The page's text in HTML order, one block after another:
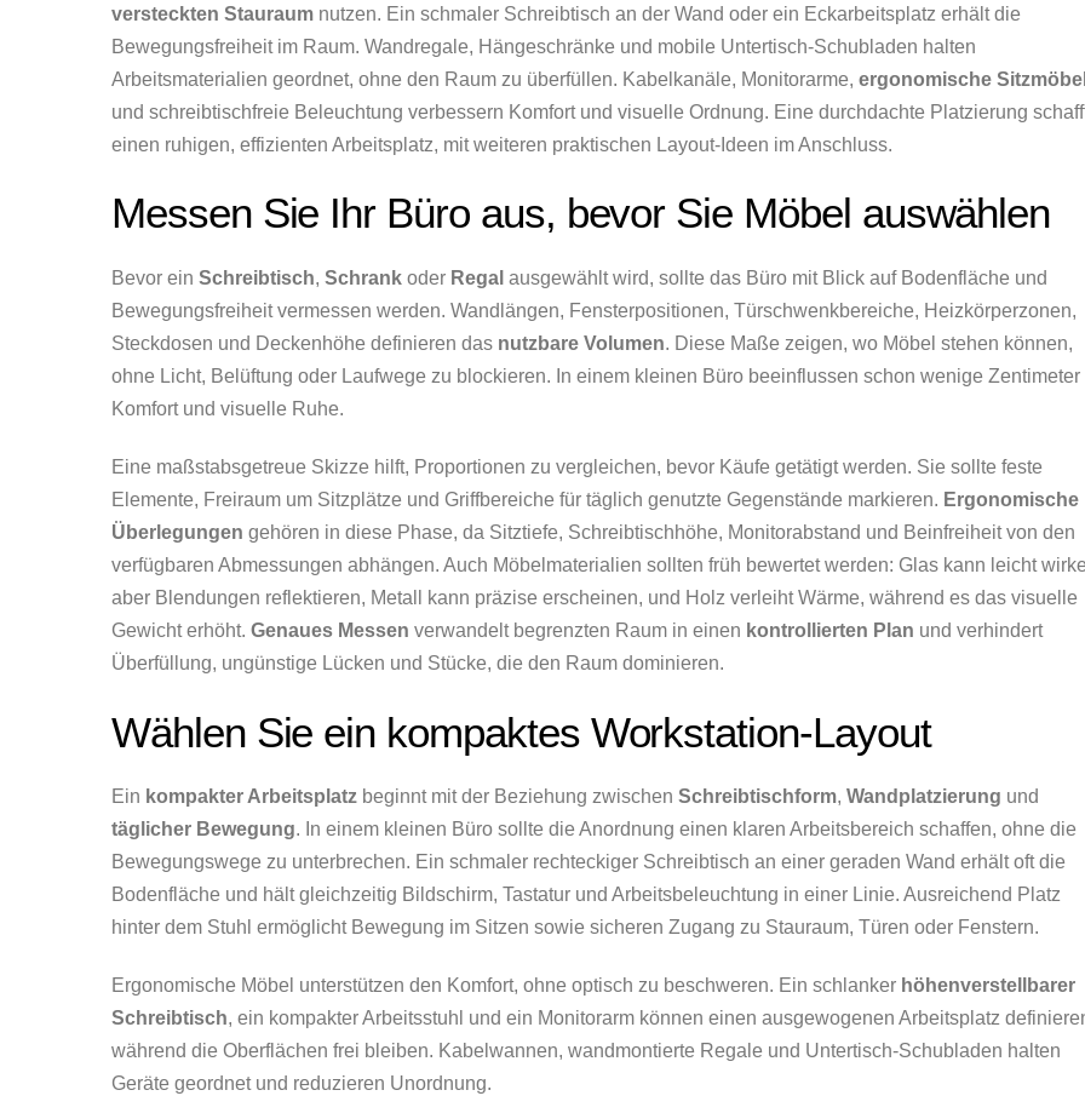
versteckten Stauraum nutzen. Ein schmaler Schreibtisch an der Wand oder ein Eckarbeitsplatz erhält die
Bewegungsfreiheit im Raum. Wandregale, Hängeschränke und mobile Untertisch-Schubladen halten
Arbeitsmaterialien geordnet, ohne den Raum zu überfüllen. Kabelkanäle, Monitorarme, ergonomische
und schreibtischfreie Beleuchtung verbessern Komfort und visuelle Ordnung. Eine durchdachte Platzierung
einen ruhigen, effizienten Arbeitsplatz, mit weiteren praktischen Layout-Ideen im Anschluss.
Messen Sie Ihr Büro aus, bevor Sie Möbel auswählen
Bevor ein Schreibtisch, Schrank oder Regal ausgewählt wird, sollte das Büro mit Blick auf Bodenfläche und
Bewegungsfreiheit vermessen werden. Wandlängen, Fensterpositionen, Türschwenkbereiche, Heizkörperzonen,
Steckdosen und Deckenhöhe definieren das nutzbare Volumen. Diese Maße zeigen, wo Möbel stehen können,
ohne Licht, Belüftung oder Laufwege zu blockieren. In einem kleinen Büro beeinflussen schon wenige Zentimeter
Komfort und visuelle Ruhe.
Eine maßstabsgetreue Skizze hilft, Proportionen zu vergleichen, bevor Käufe getätigt werden. Sie sollte feste
Elemente, Freiraum um Sitzplätze und Griffbereiche für täglich genutzte Gegenstände markieren. Ergonomische
Überlegungen gehören in diese Phase, da Sitztiefe, Schreibtischhöhe, Monitorabstand und Beinfreiheit von den
verfügbaren Abmessungen abhängen. Auch Möbelmaterialien sollten früh bewertet werden: Glas kann leicht
aber Blendungen reflektieren, Metall kann präzise erscheinen, und Holz verleiht Wärme, während es das visuelle
Gewicht erhöht. Genaues Messen verwandelt begrenzten Raum in einen kontrollierten Plan und verhindert
Überfüllung, ungünstige Lücken und Stücke, die den Raum dominieren.
Wählen Sie ein kompaktes Workstation-Layout
Ein kompakter Arbeitsplatz beginnt mit der Beziehung zwischen Schreibtischform, Wandplatzierung und
täglicher Bewegung. In einem kleinen Büro sollte die Anordnung einen klaren Arbeitsbereich schaffen, ohne die
Bewegungswege zu unterbrechen. Ein schmaler rechteckiger Schreibtisch an einer geraden Wand erhält oft die
Bodenfläche und hält gleichzeitig Bildschirm, Tastatur und Arbeitsbeleuchtung in einer Linie. Ausreichend Platz
hinter dem Stuhl ermöglicht Bewegung im Sitzen sowie sicheren Zugang zu Stauraum, Türen oder Fenstern.
Ergonomische Möbel unterstützen den Komfort, ohne optisch zu beschweren. Ein schlanker höhenverstellbarer
Schreibtisch, ein kompakter Arbeitsstuhl und ein Monitorarm können einen ausgewogenen Arbeitsplatz
während die Oberflächen frei bleiben. Kabelwannen, wandmontierte Regale und Untertisch-Schubladen halten
Geräte geordnet und reduzieren Unordnung.